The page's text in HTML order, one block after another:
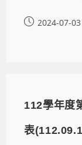
2024-07-03
112學年度
表